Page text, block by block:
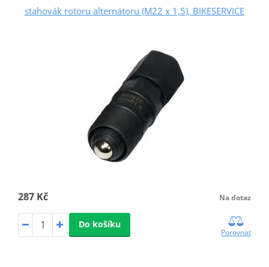
stahovák rotoru alternátoru (M22 x 1,5), BIKESERVICE
287 Kč Na dotaz
Do košíku
Porovnat